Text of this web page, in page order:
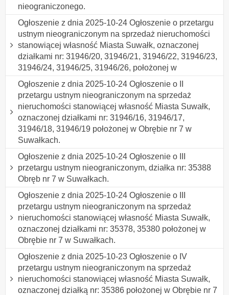
nieograniczonego.
Ogłoszenie z dnia 2025-10-24 Ogłoszenie o przetargu
ustnym nieograniczonym na sprzedaż nieruchomości
stanowiącej własność Miasta Suwałk, oznaczonej
działkami nr: 31946/20, 31946/21, 31946/22, 31946/23,
31946/24, 31946/25, 31946/26, położonej w
Ogłoszenie z dnia 2025-10-24 Ogłoszenie o II
przetargu ustnym nieograniczonym na sprzedaż
nieruchomości stanowiącej własność Miasta Suwałk,
oznaczonej działkami nr: 31946/16, 31946/17,
31946/18, 31946/19 położonej w Obrębie nr 7 w
Suwałkach.
Ogłoszenie z dnia 2025-10-24 Ogłoszenie o III
przetargu ustnym nieograniczonym, działka nr: 35388
Obręb nr 7 w Suwałkach.
Ogłoszenie z dnia 2025-10-24 Ogłoszenie o III
przetargu ustnym nieograniczonym na sprzedaż
nieruchomości stanowiącej własność Miasta Suwałk,
oznaczonej działkami nr: 35378, 35380 położonej w
Obrębie nr 7 w Suwałkach.
Ogłoszenie z dnia 2025-10-23 Ogłoszenie o IV
przetargu ustnym nieograniczonym na sprzedaż
nieruchomości stanowiącej własność Miasta Suwałk,
oznaczonej działką nr: 35386 położonej w Obrębie nr 7